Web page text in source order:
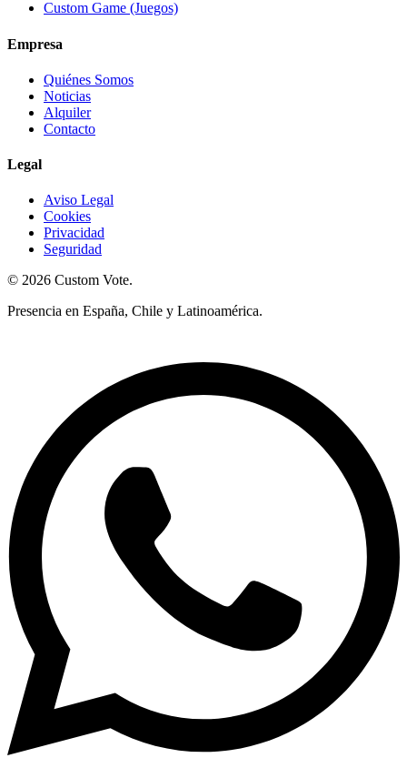
Custom Game (Juegos)
Empresa
Quiénes Somos
Noticias
Alquiler
Contacto
Legal
Aviso Legal
Cookies
Privacidad
Seguridad
© 2026 Custom Vote.
Presencia en España, Chile y Latinoamérica.